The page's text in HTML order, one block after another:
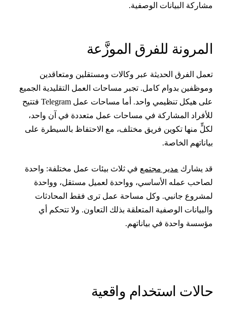
البيانات الوصفية.
للفرق الموزَّعة
الفرق الحديثة عبر وكالات ومستقلين ومتعاقدين
بدوام كامل. تجبر مساحات العمل التقليدية الجميع
على هيكل تنظيمي واحد. أما مساحات عمل Telegram فتتيح
المشاركة في مساحات عمل متعددة في آن واحد،
منها تكوين فريق مختلف، مع الاحتفاظ بالسيطرة على
الخاصة.
يشاركمدير مجتمعفي ثلاث بيئات عمل مختلفة: واحدة
عمله الأساسي، وواحدة لعميل مستقل، وواحدة
جانبي. وكل مساحة عمل ترى فقط المحادثات
الوصفية المتعلقة بذلك التعاون. ولا تتحكم أي
واحدة في بياناتهم.
استخدام واقعية